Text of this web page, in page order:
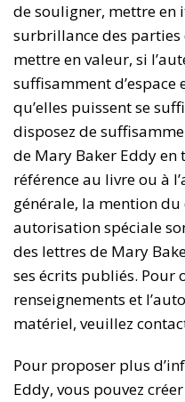
de souligner, mettre en
surbrillance des
mettre en valeur, si
suffisamment
qu’elles puissent se
disposez de
de Mary Baker Eddy en
référence au livre ou à
générale, la mention
autorisation spéciale
des lettres de Mary
ses écrits publiés. Pour
renseignements et
matériel, veuillez
Pour proposer plus
Eddy, vous pouvez